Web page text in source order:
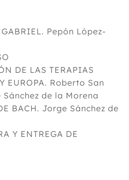
Pepón López-
DE LAS TERAPIAS
EUROPA. Roberto San
de la Morena
BACH. Jorge Sánchez de
Y ENTREGA DE